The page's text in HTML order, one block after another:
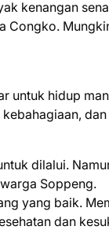
kenangan
Congko.
untuk hidup
dilalui.
Soppeng.
yang baik.
dan